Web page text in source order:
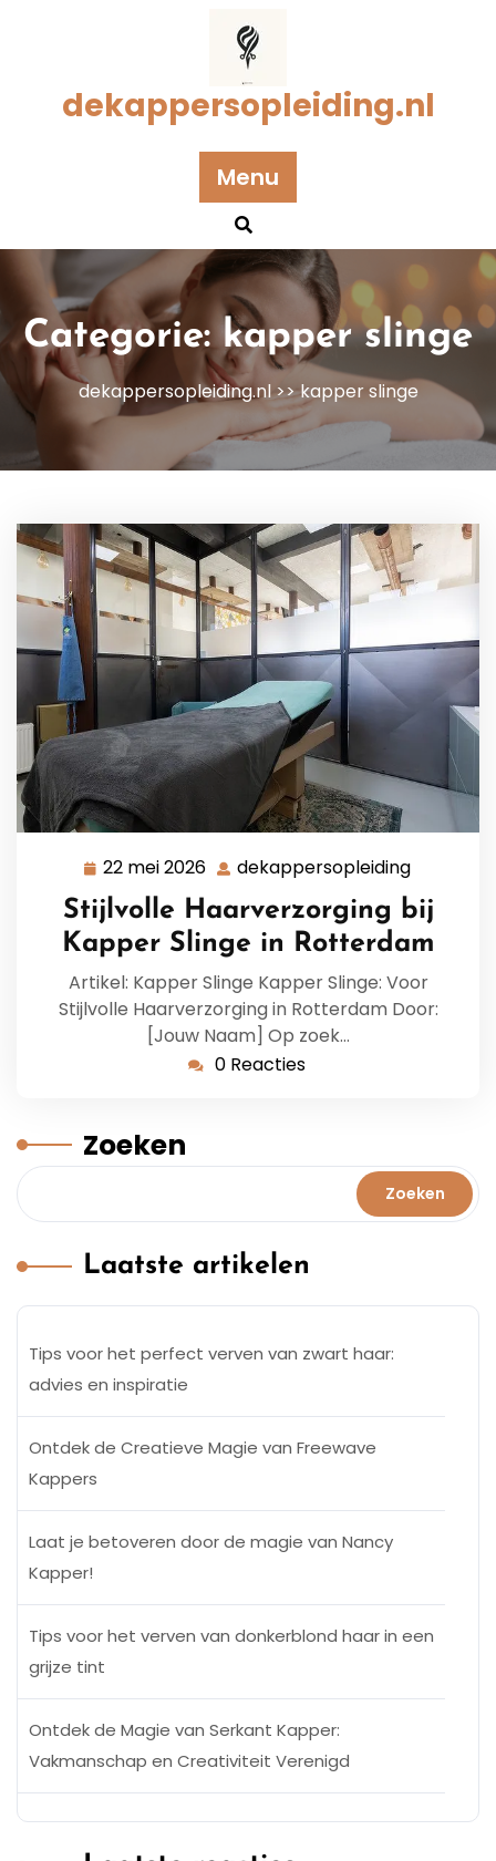
dekappersopleiding.nl
Menu
Categorie:kapper slinge
dekappersopleiding.nl>>kapper slinge
22 mei 2026 22
2026
dekappersopleiding
Stijlvolle Haarverzorging bij
Kapper Slinge in Rotterdam
Artikel: Kapper Slinge Kapper Slinge: Voor
Stijlvolle Haarverzorging in Rotterdam Door:
[Jouw Naam] Op zoek…
0 Reacties
Zoeken
Zoeken
Laatste artikelen
Tips voor het perfect verven van zwart haar:
advies en inspiratie
Ontdek de Creatieve Magie van Freewave
Kappers
Laat je betoveren door de magie van Nancy
Kapper!
Tips voor het verven van donkerblond haar in een
grijze tint
Ontdek de Magie van Serkant Kapper:
Vakmanschap en Creativiteit Verenigd